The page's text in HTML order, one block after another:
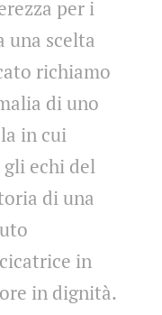
per i
una scelta
richiamo
di uno
in cui
echi del
di una
in
in dignità.